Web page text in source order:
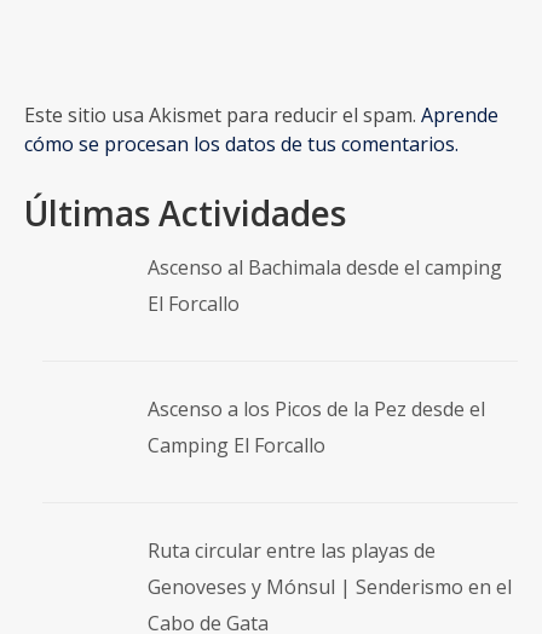
Este sitio usa Akismet para reducir el spam. Aprende
cómo se procesan los datos de tus comentarios.
Últimas Actividades
Ascenso al Bachimala desde el camping
El Forcallo
Ascenso a los Picos de la Pez desde el
Camping El Forcallo
Ruta circular entre las playas de
Genoveses y Mónsul | Senderismo en el
Cabo de Gata